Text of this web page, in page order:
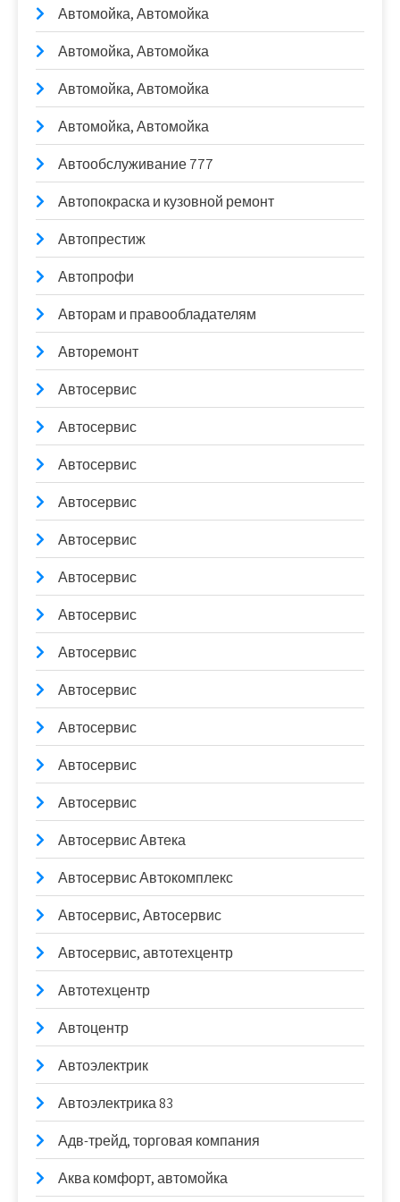
Автомойка, Автомойка
Автомойка, Автомойка
Автомойка, Автомойка
Автомойка, Автомойка
Автообслуживание 777
Автопокраска и кузовной ремонт
Автопрестиж
Автопрофи
Авторам и правообладателям
Авторемонт
Автосервис
Автосервис
Автосервис
Автосервис
Автосервис
Автосервис
Автосервис
Автосервис
Автосервис
Автосервис
Автосервис
Автосервис
Автосервис Автека
Автосервис Автокомплекс
Автосервис, Автосервис
Автосервис, автотехцентр
Автотехцентр
Автоцентр
Автоэлектрик
Автоэлектрика 83
Адв-трейд, торговая компания
Аква комфорт, автомойка